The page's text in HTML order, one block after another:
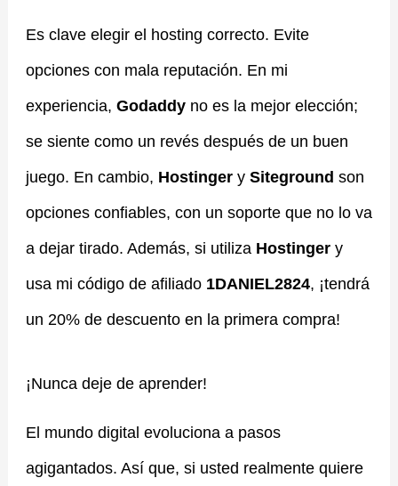
Es clave elegir el hosting correcto. Evite
opciones con mala reputación. En mi
experiencia, Godaddyno es la mejor elección;
se siente como un revés después de un buen
juego. En cambio, Hostingery Siteground son
opciones confiables, con un soporte que no lo va
a dejar tirado. Además, si utiliza Hostingery
usa mi código de afiliado 1DANIEL2824, ¡tendrá
un 20% de descuento en la primera compra!
¡Nunca deje de aprender!
El mundo digital evoluciona a pasos
agigantados. Así que, si usted realmente quiere